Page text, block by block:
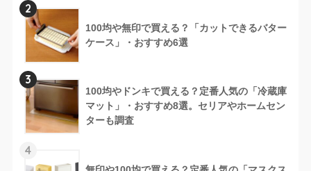
2
100均や無印で買える？「カットできるバター
ケース」・おすすめ6選
3
100均やドンキで買える？定番人気の「冷蔵庫
マット」・おすすめ8選。セリアやホームセン
ターも調査
4